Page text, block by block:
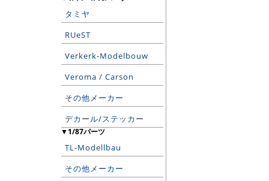
タミヤ
RUeST
Verkerk-Modelbouw
Veroma / Carson
その他メーカー
デカール/ステッカー
▼1/87パーツ
TL-Modellbau
その他メーカー